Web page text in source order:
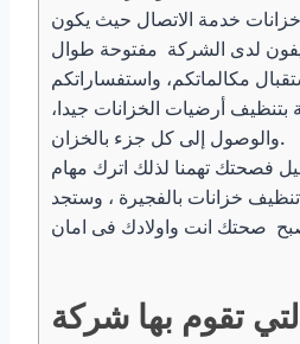
خدمة الاتصال حيث يكون
لدى الشركة مفتوحة طوال
أرضيات الخزانات جيدا،
والوصول إلى كل جزء بالخزان.
فصحتك تهمنا لذلك اترك مهام
خزانات بالفجيرة ، وستجد
تقوم بها شركة